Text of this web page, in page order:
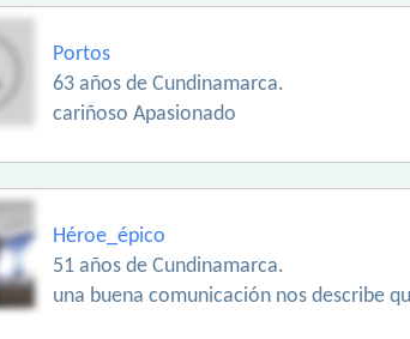
Portos
63 años de Cundinamarca.
cariñoso Apasionado
Héroe_épico
51 años de Cundinamarca.
una buena comunicación nos describe